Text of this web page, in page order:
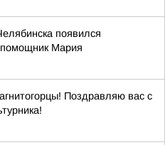
появился
Мария
Поздравляю вас с